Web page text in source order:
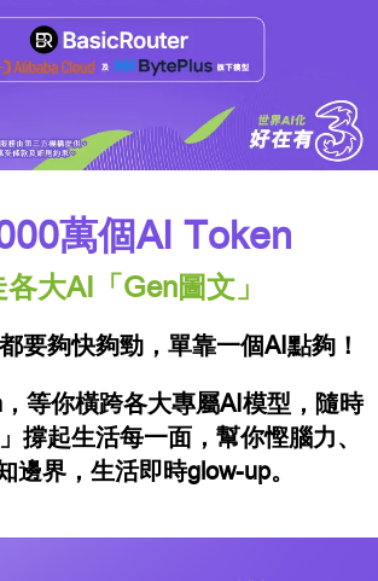
萬個AI Token
大AI「Gen圖文」
要夠快夠勁，單靠一個AI點夠！
等你橫跨各大專屬AI模型，隨時
撐起生活每一面，幫你慳腦力、
邊界，生活即時glow-up。